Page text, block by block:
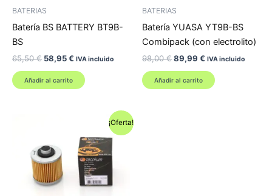
BATERIAS
Batería BS BATTERY BT9B-
BS
65,50€ El
original
era:
58,95€ El
actual
es:
IVA incluido
Añadir al carrito
BATERIAS
Batería YUASA YT9B-BS
Combipack (con electrolito)
98,00€El
original
era:
89,99 € El
actual
es:
IVA incluido
Añadir al carrito
¡Oferta!